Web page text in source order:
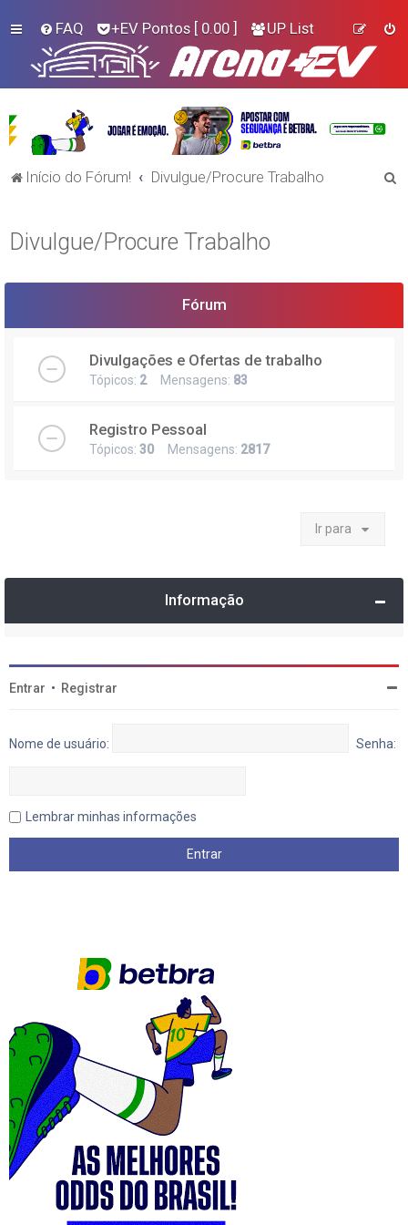
FAQ +EV Pontos [ 0.00 ] UP List
Início do Fórum! Divulgue/Procure Trabalho
s
Divulgue/Procure Trabalho
Fórum
Divulgações e Ofertas de trabalho
Tópicos: 2Mensagens: 83
Registro Pessoal
Tópicos: 30 Mensagens: 2817
Ir para
Informação
Entrar • Registrar
Nome de usuário: Senha:
Lembrar minhas informações